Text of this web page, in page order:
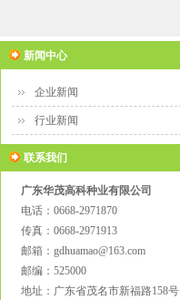
新闻中心
企业新闻
行业新闻
联系我们
广东华茂高科种业有限公司
电话：0668-2971870
传真：0668-2971913
邮箱：gdhuamao@163.com
邮编：525000
地址：广东省茂名市新福路158号